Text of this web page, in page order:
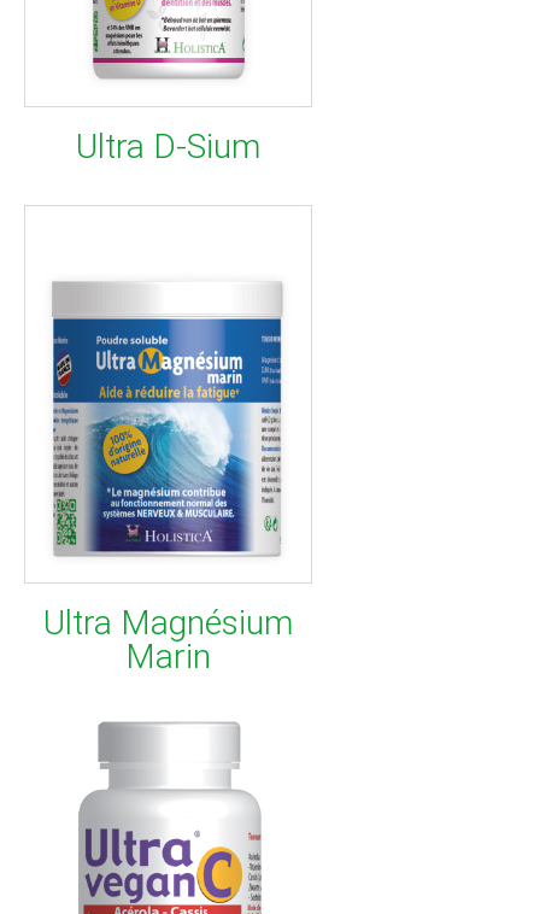
Ultra D-Sium
Ultra Magnésium
Marin